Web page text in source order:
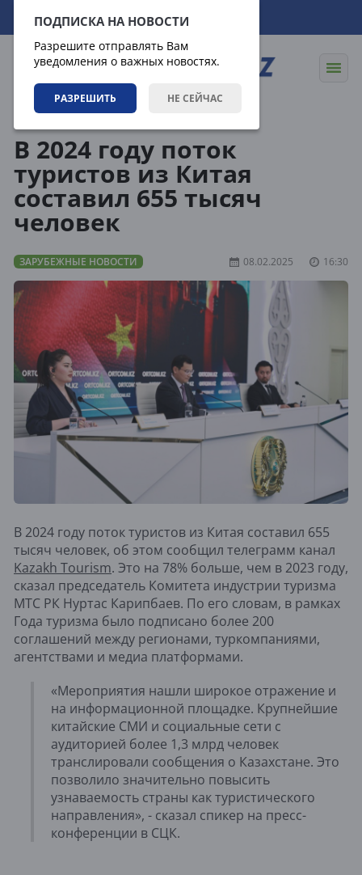
ПОДПИСКА НА НОВОСТИ
Разрешите отправлять Вам
уведомления о важных новостях.
РАЗРЕШИТЬ НЕ СЕЙЧАС
07.08.2026 13:32:25
В 2024 году поток
туристов из Китая
составил 655 тысяч
человек
ЗАРУБЕЖНЫЕ НОВОСТИ 08.02.2025 16:30
В 2024 году поток туристов из Китая составил 655
тысяч человек, об этом сообщил телеграмм канал
Kazakh Tourism. Это на 78% больше, чем в 2023 году,
сказал председатель Комитета индустрии туризма
МТС РК Нуртас Карипбаев. По его словам, в рамках
Года туризма было подписано более 200
соглашений между регионами, туркомпаниями,
агентствами и медиа платформами.
«Мероприятия нашли широкое отражение и
на информационной площадке. Крупнейшие
китайские СМИ и социальные сети с
аудиторией более 1,3 млрд человек
транслировали сообщения о Казахстане. Это
позволило значительно повысить
узнаваемость страны как туристического
направления», - сказал спикер на пресс-
конференции в СЦК.